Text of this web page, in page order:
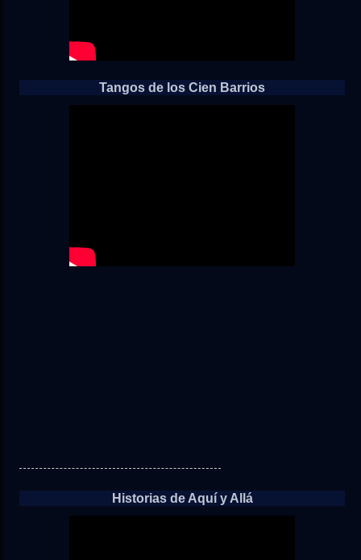
Tangos de los Cien Barrios
Historias de Aquí y Allá